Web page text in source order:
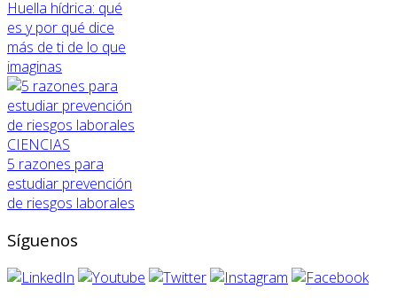
Huella hídrica: qué
es y por qué dice
más de ti de lo que
imaginas
CIENCIAS
5 razones para
estudiar prevención
de riesgos laborales
Síguenos